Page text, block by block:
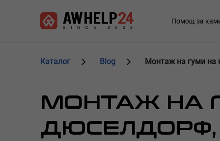
Main
Помощ за
Каталог Blog Монтаж на гуми на
МОНТАЖ НА